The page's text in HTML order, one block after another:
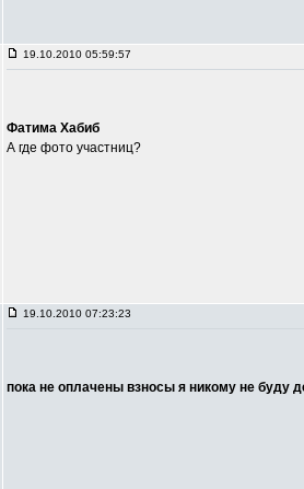
19.10.2010 05:59:57
Фатима Хабиб
А где фото участниц?
19.10.2010 07:23:23
пока не оплачены взносы я никому не буду